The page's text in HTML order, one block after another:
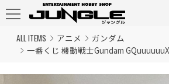
ALL ITEMS アニメ
ガンダム
一番くじ 機動戦士Gundam